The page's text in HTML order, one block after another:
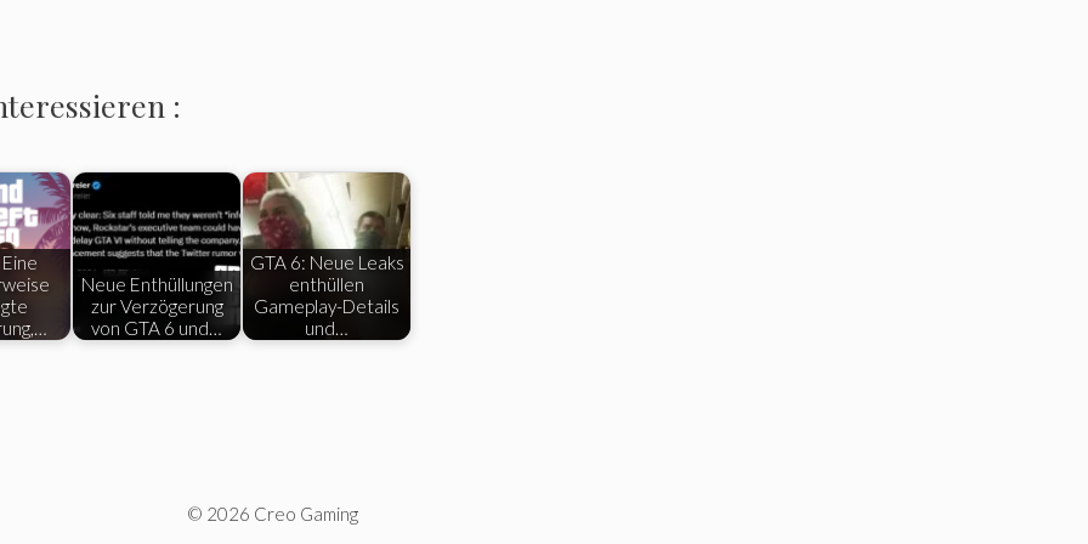
:
Neue Enthüllungen
zur Verzögerung
von GTA 6 und…
GTA 6: Neue Leaks
enthüllen
Gameplay-Details
und…
© 2026 Creo Gaming